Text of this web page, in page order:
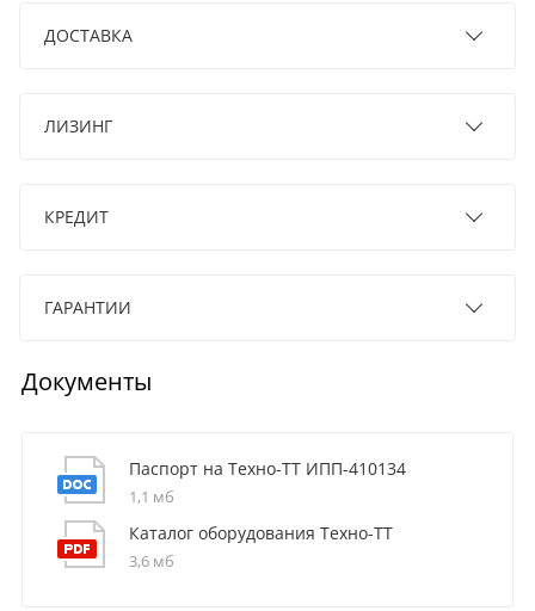
ДОСТАВКА
ЛИЗИНГ
КРЕДИТ
ГАРАНТИИ
Документы
Паспорт на Техно-ТТ ИПП-410134
1,1 мб
Каталог оборудования Техно-ТТ
3,6 мб